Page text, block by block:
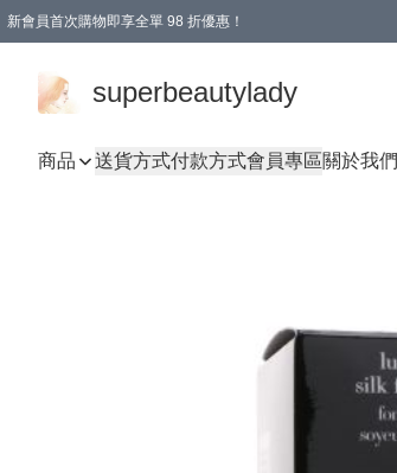
新會員首次購物即享全單 98 折優惠！
superbeautylady
商品 送貨方式付款方式會員專區關於我們